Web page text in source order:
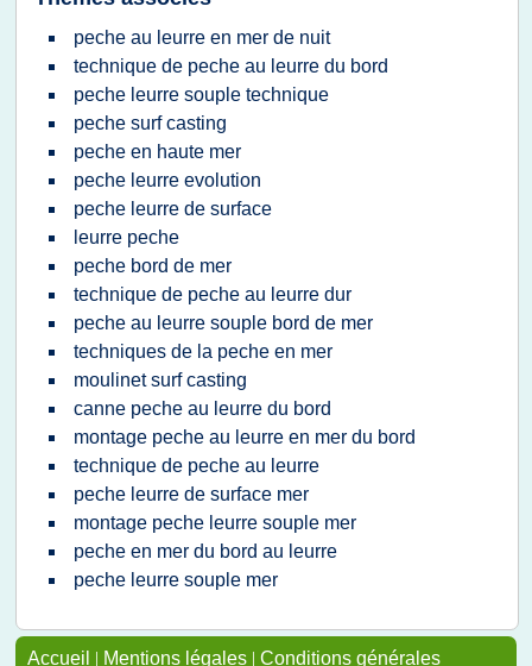
peche au leurre en mer de nuit
technique de peche au leurre du bord
peche leurre souple technique
peche surf casting
peche en haute mer
peche leurre evolution
peche leurre de surface
leurre peche
peche bord de mer
technique de peche au leurre dur
peche au leurre souple bord de mer
techniques de la peche en mer
moulinet surf casting
canne peche au leurre du bord
montage peche au leurre en mer du bord
technique de peche au leurre
peche leurre de surface mer
montage peche leurre souple mer
peche en mer du bord au leurre
peche leurre souple mer
Accueil | Mentions légales | Conditions générales